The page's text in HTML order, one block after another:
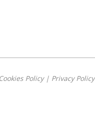
Cookies Policy| Privacy Policy